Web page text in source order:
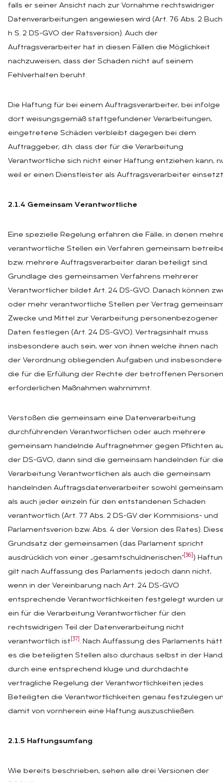
falls er seiner Ansicht nach zur Vornahme rechtswidriger
Datenverarbeitungen angewiesen wird (Art. 76 Abs. 2
h S. 2 DS-GVO der Ratsversion). Auch der
Auftragsverarbeiter hat in diesen Fällen die Möglichkeit
nachzuweisen, dass der Schaden nicht auf seinem
Fehlverhalten beruht.
Die Haftung für bei einem Auftragsverarbeiter, bei infolge
dort weisungsgemäß stattgefundener Verarbeitungen,
eingetretene Schäden verbleibt dagegen bei dem
Auftraggeber, d.h. dass der für die Verarbeitung
Verantwortliche sich nicht einer Haftung entziehen kann,
weil er einen Dienstleister als Auftragsverarbeiter
2.1.4 Gemeinsam Verantwortliche
Eine spezielle Regelung erfahren die Fälle, in denen
verantwortliche Stellen ein Verfahren gemeinsam
bzw. mehrere Auftragsverarbeiter daran beteiligt sind.
Grundlage des gemeinsamen Verfahrens mehrerer
Verantwortlicher bildet Art. 24 DS-GVO. Danach können
oder mehr verantwortliche Stellen per Vertrag
Zwecke und Mittel zur Verarbeitung personenbezogener
Daten festlegen (Art. 24 DS-GVO). Vertragsinhalt muss
insbesondere auch sein, wer von ihnen welche ihnen nach
der Verordnung obliegenden Aufgaben und insbesondere
die für die Erfüllung der Rechte der betroffenen Personen
erforderlichen Maßnahmen wahrnimmt.
Verstoßen die gemeinsam eine Datenverarbeitung
durchführenden Verantwortlichen oder auch mehrere
gemeinsam handelnde Auftragnehmer gegen Pflichten
der DS-GVO, dann sind die gemeinsam handelnden für die
Verarbeitung Verantwortlichen als auch die gemeinsam
handelnden Auftragsdatenverarbeiter sowohl gemeinsam
als auch jeder einzeln für den entstandenen Schaden
verantwortlich (Art. 77 Abs. 2 DS-GV der Kommisions- und
Parlamentsverion bzw. Abs. 4 der Version des Rates).
Grundsatz der gemeinsamen (das Parlament spricht
ausdrücklich von einer „gesamtschuldnerischen“ [36] )
gilt nach Auffassung des Parlaments jedoch dann nicht,
wenn in der Vereinbarung nach Art. 24 DS-GVO
entsprechende Verantwortlichkeiten festgelegt wurden
ein für die Verarbeitung Verantwortlicher für den
rechtswidrigen Teil der Datenverarbeitung nicht
verantwortlich ist [37] . Nach Auffassung des Parlaments
es die beteiligten Stellen also durchaus selbst in der
durch eine entsprechend kluge und durchdachte
vertragliche Regelung der Verantwortlichkeiten jedes
Beteiligten die Verantwortlichkeiten genau festzulegen
damit von vornherein eine Haftung auszuschließen.
2.1.5 Haftungsumfang
Wie bereits beschrieben, sehen alle drei Versionen der